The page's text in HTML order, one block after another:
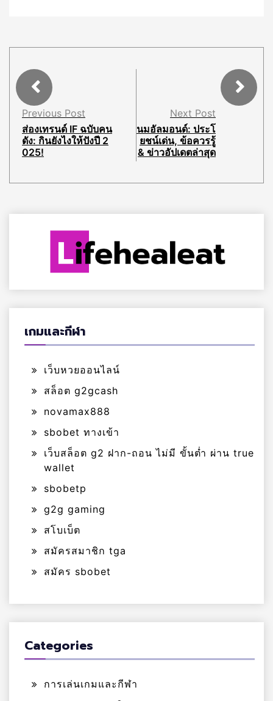
Previous Post
ส่องเทรนด์ IF ฉบับคน
ดัง: กินยังไงให้ปังปี 2
025!
Next Post
นมอัลมอนด์: ประโ
ยชน์เด่น, ข้อควรรู้
& ข่าวอัปเดตล่าสุด
เกมและกีฬา
เว็บหวยออนไลน์
สล็อต g2gcash
novamax888
sbobet ทางเข้า
เว็บสล็อต g2 ฝาก-ถอน ไม่มี ขั้นต่ำ ผ่าน true
wallet
sbobetp
g2g gaming
สโบเบ็ต
สมัครสมาชิก tga
สมัคร sbobet
Categories
การเล่นเกมและกีฬา